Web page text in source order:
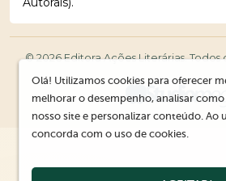
© 2026 Editora Ações Literárias. Todos
Olá! Utilizamos cookies para oferecer
melhorar o desempenho, analisar
nosso site e personalizar conteúdo. Ao
concorda com o uso de cookies.